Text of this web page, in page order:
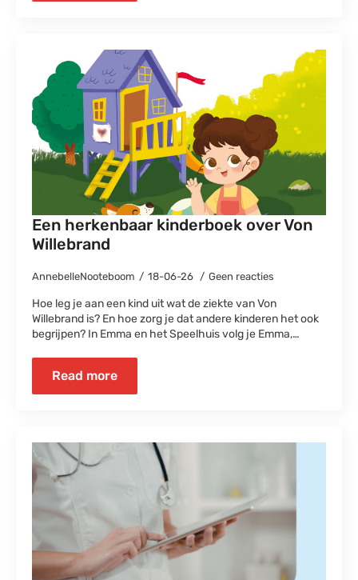
Een herkenbaar kinderboek over Von
Willebrand
AnnebelleNooteboom 18-06-26 Geen reacties
Hoe leg je aan een kind uit wat de ziekte van Von
Willebrand is? En hoe zorg je dat andere kinderen het ook
begrijpen? In Emma en het Speelhuis volg je Emma,…
Read more